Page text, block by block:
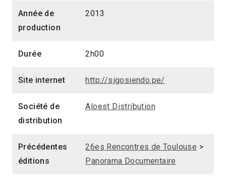
Année de
production
2013
Durée 2h00
Site internet http://sigosiendo.pe/
Société de
distribution
Aloest Distribution
Précédentes
éditions
26es Rencontres de Toulouse >
Panorama Documentaire